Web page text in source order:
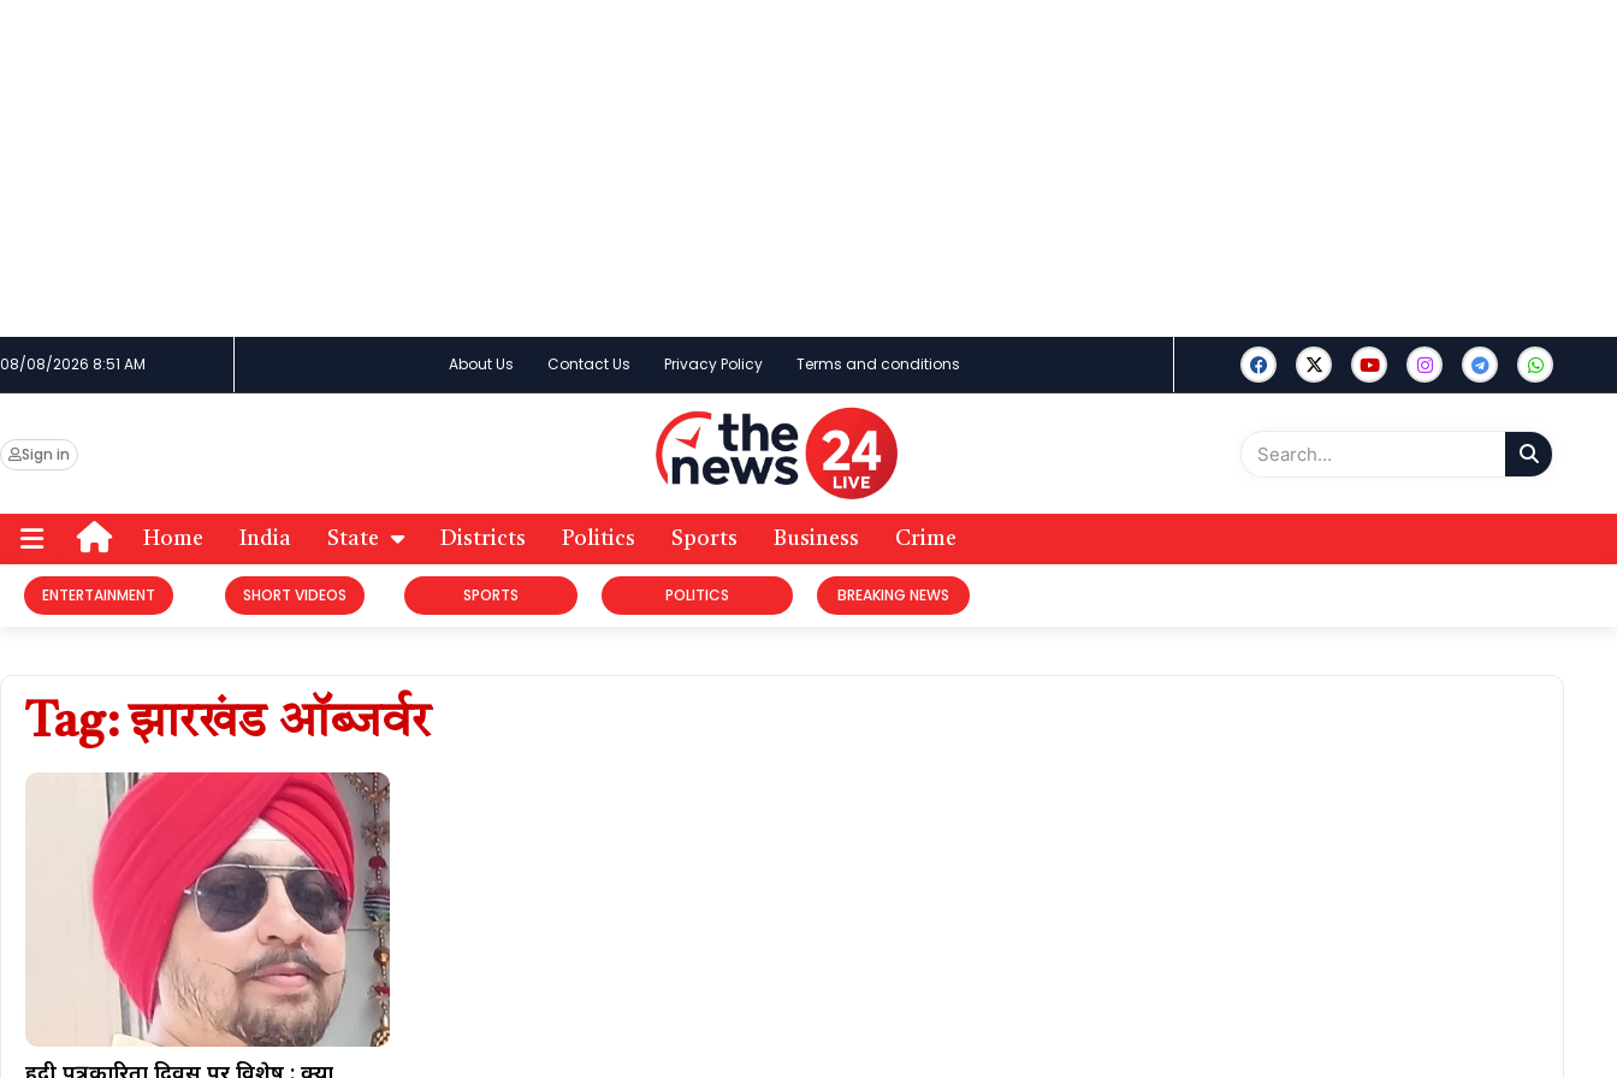
08/08/2026 8:51 AM About Us Contact Us Privacy Policy Terms and conditions
Sign in
Home India State Districts Politics Sports Business Crime
ENTERTAINMENT SHORT VIDEOS SPORTS POLITICS BREAKING NEWS
Tag: झारखंड ऑब्जर्वर